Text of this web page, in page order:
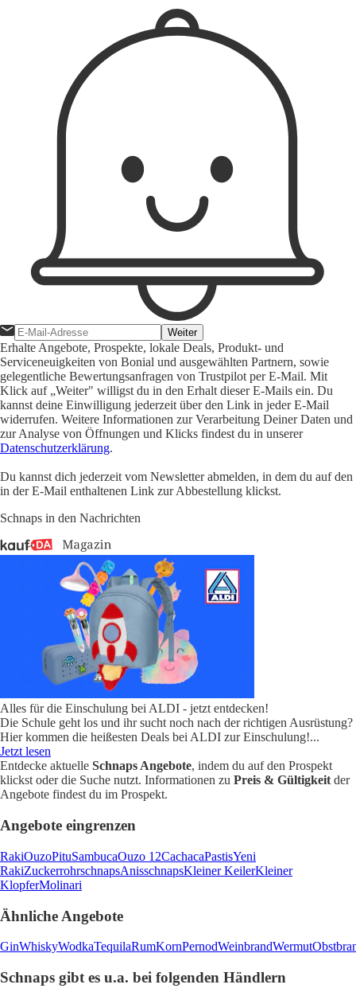
Weiter
Erhalte Angebote, Prospekte, lokale Deals, Produkt- und
Serviceneuigkeiten von Bonial und ausgewählten Partnern, sowie
gelegentliche Bewertungsanfragen von Trustpilot per E-Mail. Mit
Klick auf „Weiter" willigst du in den Erhalt dieser E-Mails ein. Du
kannst deine Einwilligung jederzeit über den Link in jeder E-Mail
widerrufen. Weitere Informationen zur Verarbeitung Deiner Daten und
zur Analyse von Öffnungen und Klicks findest du in unserer
Datenschutzerklärung.
Du kannst dich jederzeit vom Newsletter abmelden, in dem du auf den
in der E-Mail enthaltenen Link zur Abbestellung klickst.
Schnaps in den Nachrichten
Alles für die Einschulung bei ALDI - jetzt entdecken!
Die Schule geht los und ihr sucht noch nach der richtigen Ausrüstung?
Hier kommen die heißesten Deals bei ALDI zur Einschulung!...
Jetzt lesen
Entdecke aktuelle Schnaps Angebote, indem du auf den Prospekt
klickst oder die Suche nutzt. Informationen zu Preis & Gültigkeit der
Angebote findest du im Prospekt.
Angebote eingrenzen
RakiOuzoPituSambucaOuzo 12CachacaPastisYeni
RakiZuckerrohrschnapsAnisschnapsKleiner KeilerKleiner
KlopferMolinari
Ähnliche Angebote
GinWhiskyWodkaTequilaRumKornPernodWeinbrandWermut
Schnaps gibt es u.a. bei folgenden Händlern